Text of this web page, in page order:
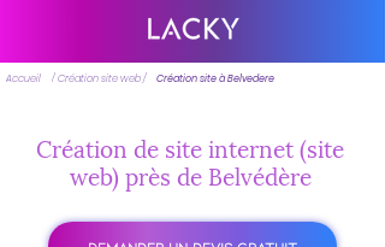
Accueil / Création site web / Création site à Belvedere
Création de site internet (site
web) près de Belvédère